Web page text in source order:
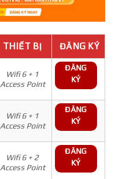
THIẾT BỊ ĐĂNG KÝ
Wifi 6 + 1
Access Point
ĐĂNG
KÝ
Wifi 6 + 1
Access Point
ĐĂNG
KÝ
Wifi 6 + 2
Access Point
ĐĂNG
KÝ